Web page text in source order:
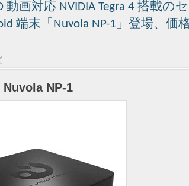
動画対応 NVIDIA Tegra 4 搭載の
端末「Nuvola NP-1」登場、価
Nuvola NP-1